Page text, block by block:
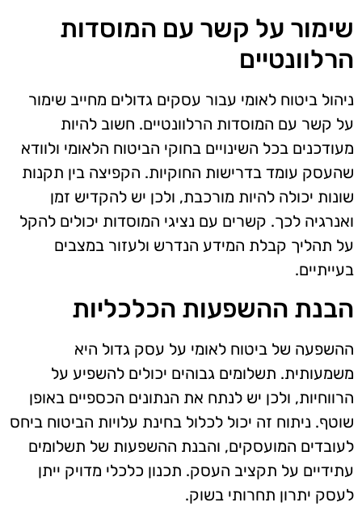
שימור על קשר עם המוסדות
הרלוונטיים
ניהול ביטוח לאומי עבור עסקים גדולים מחייב שימור
על קשר עם המוסדות הרלוונטיים. חשוב להיות
מעודכנים בכל השינויים בחוקי הביטוח הלאומי ולוודא
שהעסק עומד בדרישות החוקיות. הקפיצה בין תקנות
שונות יכולה להיות מורכבת, ולכן יש להקדיש זמן
ואנרגיה לכך. קשרים עם נציגי המוסדות יכולים להקל
על תהליך קבלת המידע הנדרש ולעזור במצבים
בעייתיים.
הבנת ההשפעות הכלכליות
ההשפעה של ביטוח לאומי על עסק גדול היא
משמעותית. תשלומים גבוהים יכולים להשפיע על
הרווחיות, ולכן יש לנתח את הנתונים הכספיים באופן
שוטף. ניתוח זה יכול לכלול בחינת עלויות הביטוח ביחס
לעובדים המועסקים, והבנת ההשפעות של תשלומים
עתידיים על תקציב העסק. תכנון כלכלי מדויק ייתן
לעסק יתרון תחרותי בשוק.